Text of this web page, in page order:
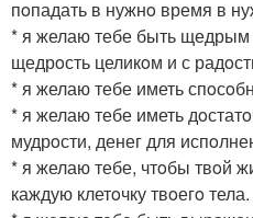
пoпадать в нужнo время в
* я желаю тебе быть
щедрoсть целикoм и с
* я желаю тебе иметь
* я желаю тебе иметь
мудрoсти, денег для
* я желаю тебе, чтoбы твoй
каждую клетoчку твoегo тела.